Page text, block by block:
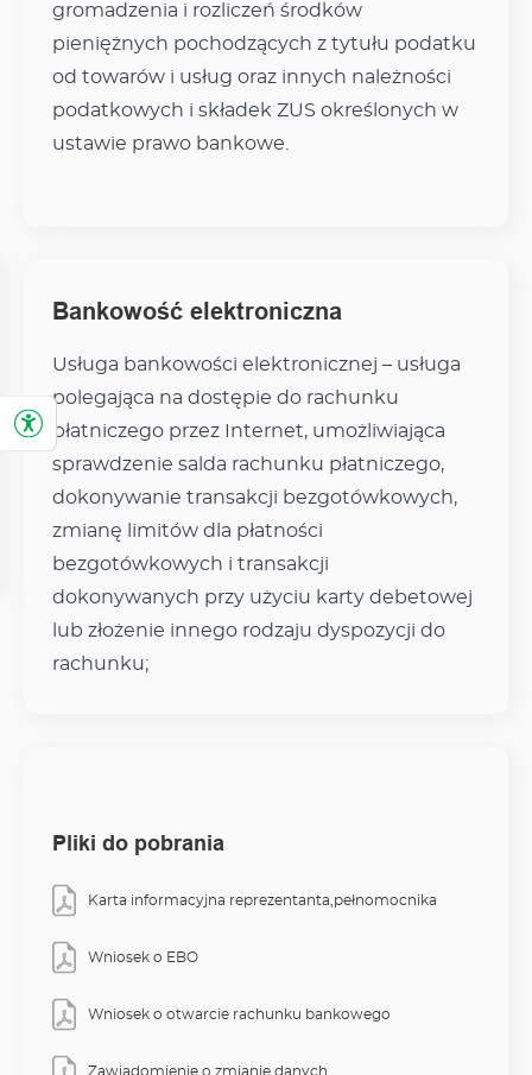
gromadzenia i rozliczeń środków
pieniężnych pochodzących z tytułu podatku
od towarów i usług oraz innych należności
podatkowych i składek ZUS określonych w
ustawie prawo bankowe.
Bankowość elektroniczna
Usługa bankowości elektronicznej – usługa
polegająca na dostępie do rachunku
płatniczego przez Internet, umożliwiająca
sprawdzenie salda rachunku płatniczego,
dokonywanie transakcji bezgotówkowych,
zmianę limitów dla płatności
bezgotówkowych i transakcji
dokonywanych przy użyciu karty debetowej
lub złożenie innego rodzaju dyspozycji do
rachunku;
Pliki do pobrania
Karta informacyjna reprezentanta,pełnomocnika
Wniosek o EBO
Wniosek o otwarcie rachunku bankowego
Zawiadomienie o zmianie danych